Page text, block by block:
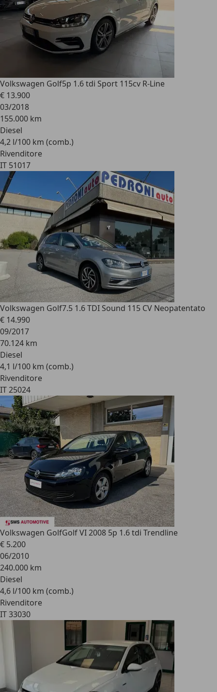
Volkswagen Golf5p 1.6 tdi Sport 115cv R-Line
€ 13.900
03/2018
155.000 km
Diesel
4,2 l/100 km (comb.)
Rivenditore
IT 51017
Volkswagen Golf7.5 1.6 TDI Sound 115 CV Neopatentato
€ 14.990
09/2017
70.124 km
Diesel
4,1 l/100 km (comb.)
Rivenditore
IT 25024
Volkswagen GolfGolf VI 2008 5p 1.6 tdi Trendline
€ 5.200
06/2010
240.000 km
Diesel
4,6 l/100 km (comb.)
Rivenditore
IT 33030